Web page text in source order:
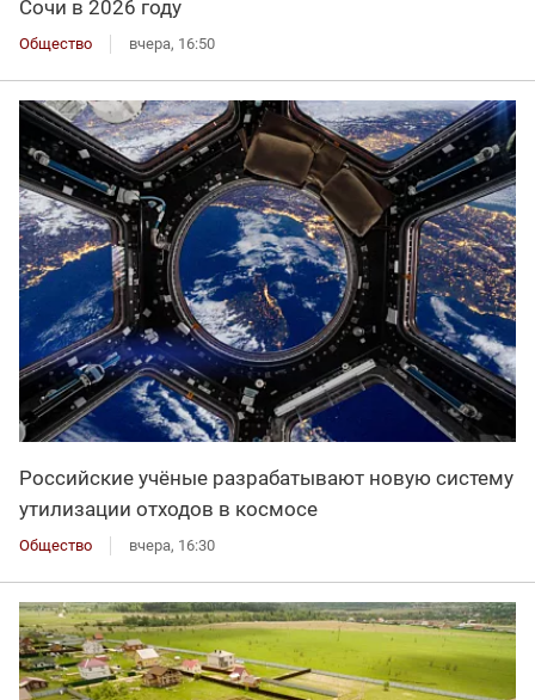
Сочи в 2026 году
Общество вчера, 16:50
Российские учёные разрабатывают новую систему
утилизации отходов в космосе
Общество вчера, 16:30